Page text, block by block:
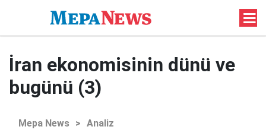
İran ekonomisinin dünü ve
bugünü (3)
Mepa News > Analiz